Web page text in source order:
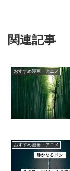
関連記事
おすすめ漫画・アニメ
おすすめ漫画・アニメ